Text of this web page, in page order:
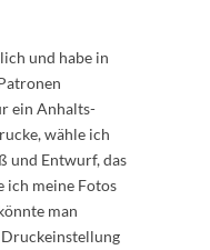
und habe in
ein Anhalts-
wähle ich
und Entwurf, das
ich meine Fotos
man
Druckeinstellung